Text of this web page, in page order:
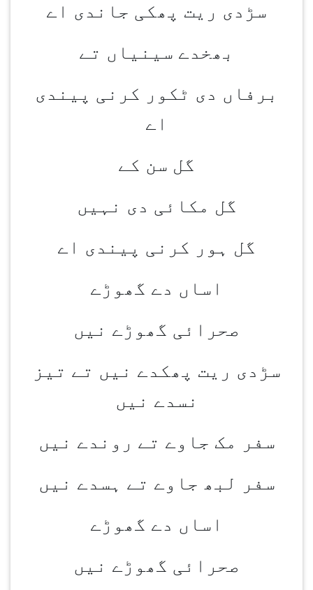
سڑدی ریت پھکی جاندی اے
بھخدے سینیاں تے
برفاں دی ٹکور کرنی پیندی
اے
گل سن کے
گل مکائی دی نہیں
گل ہور کرنی پیندی اے
اساں دے گھوڑے
صحرائی گھوڑے نیں
سڑدی ریت پھکدے نیں تے تیز
نسدے نیں
سفر مک جاوے تے روندے نیں
سفر لبھ جاوے تے ہسدے نیں
اساں دے گھوڑے
صحرائی گھوڑے نیں